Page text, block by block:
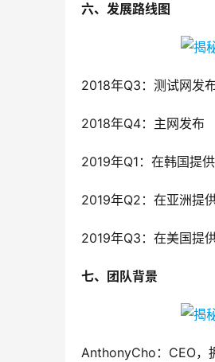
六、发展路线图
2018年Q3：测试网发
2018年Q4：主网发布
2019年Q1：在韩国提
2019年Q2：在亚洲提
2019年Q3：在美国提
七、团队背景
AnthonyCho：CEO，